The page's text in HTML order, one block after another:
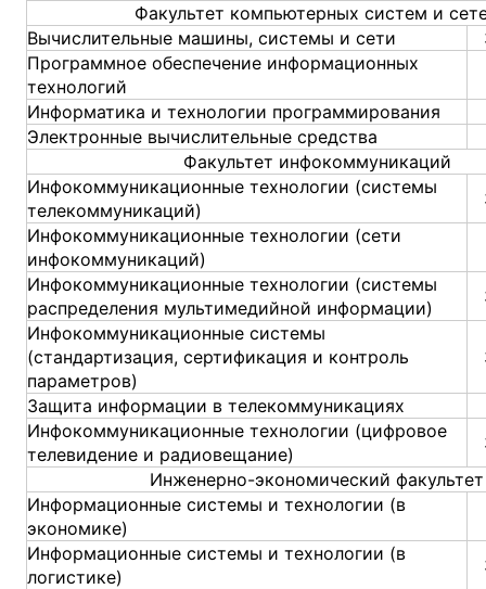
Факультет компьютерных систем и
Вычислительные машины, системы и сети
Программное обеспечение информационных
технологий
Информатика и технологии программирования
Электронные вычислительные средства
Факультет инфокоммуникаций
Инфокоммуникационные технологии (системы
телекоммуникаций)
Инфокоммуникационные технологии (сети
инфокоммуникаций)
Инфокоммуникационные технологии (системы
распределения мультимедийной информации)
Инфокоммуникационные системы
(стандартизация, сертификация и контроль
параметров)
Защита информации в телекоммуникациях
Инфокоммуникационные технологии (цифровое
телевидение и радиовещание)
Инженерно-экономический факультет
Информационные системы и технологии (в
экономике)
Информационные системы и технологии (в
логистике)